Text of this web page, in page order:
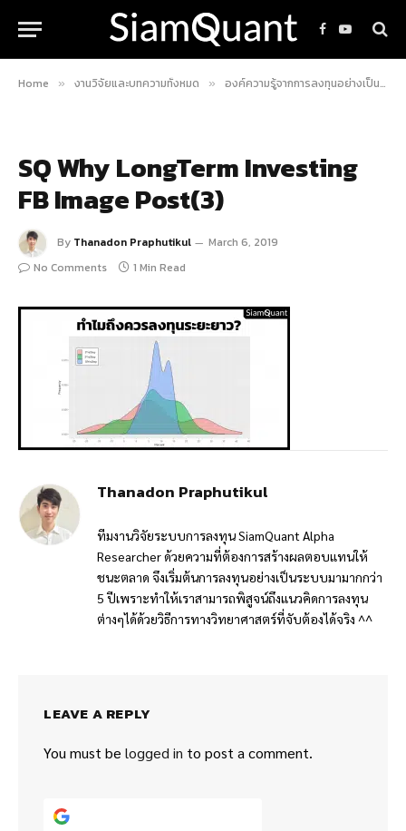
Facebook
YouTube
Home » งานวิจัยและบทความทั้งหมด » องค์ความรู้จากการลงทุนอย่างเป็นระบบ
SQ Why LongTerm Investing
FB Image Post(3)
By Thanadon Praphutikul
March 6, 2019
No Comments
1 Min Read
Thanadon Praphutikul
ทีมงานวิจัยระบบการลงทุน SiamQuant Alpha
Researcher ด้วยความที่ต้องการสร้างผลตอบแทนให้
ชนะตลาด จึงเริ่มต้นการลงทุนอย่างเป็นระบบมามากกว่า
5 ปีเพราะทำให้เราสามารถพิสูจน์ถึงแนวคิดการลงทุน
ต่างๆได้ด้วยวิธีการทางวิทยาศาสตร์ที่จับต้องได้จริง ^^
LEAVE A REPLY
You must be logged in to post a comment.